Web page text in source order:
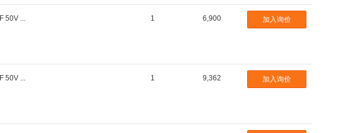
50V ... 1 6,900 加入询价
50V ... 1 9,362 加入询价